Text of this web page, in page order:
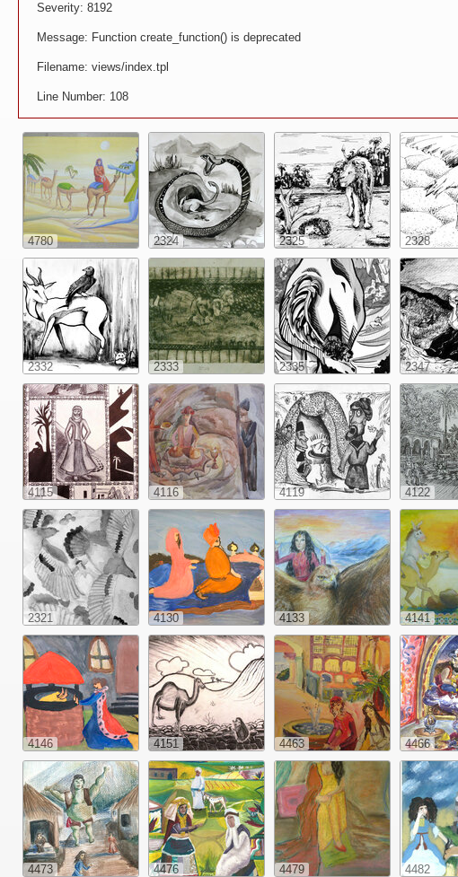
Severity: 8192
Message: Function create_function() is deprecated
Filename: views/index.tpl
Line Number: 108
4780 2324 2325 2328
2332 2333 2335 2347
4115 4116 4119 4122
2321 4130 4133 4141
4146 4151 4463 4466
4473 4476 4479 4482